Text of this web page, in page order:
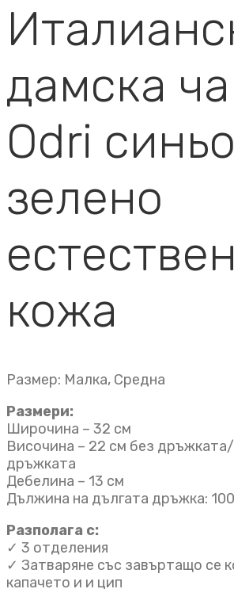
дамска
Odri
зелено
кожа
Размер: Малка, Средна
Размери:
Широчина – 32 см
Височина – 22 см без
дръжката
Дебелина – 13 см
Дължина на дългата дръжка:
Разполага с:
✓ 3 отделения
✓ Затваряне със завъртащо се
капачето и и цип